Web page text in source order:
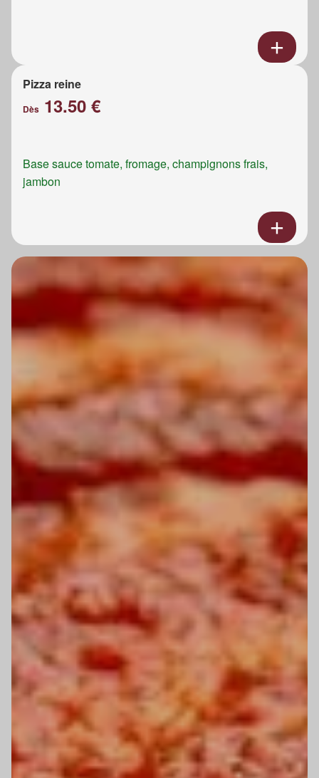
Pizza reine
Dès 13.50 €
Base sauce tomate, fromage, champignons frais,
jambon